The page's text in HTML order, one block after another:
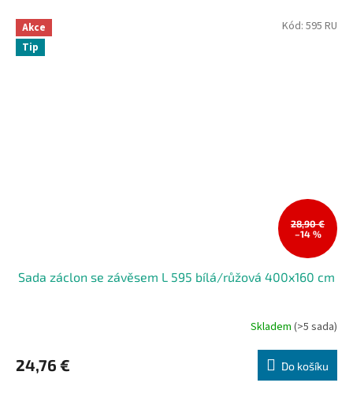
Akce
Tip
28,90 €
–14 %
Sada záclon se závěsem L 595 bílá/růžová 400x160 cm
Skladem (>5 sada)
24,76 € Do košíku
Kód: 595 RU